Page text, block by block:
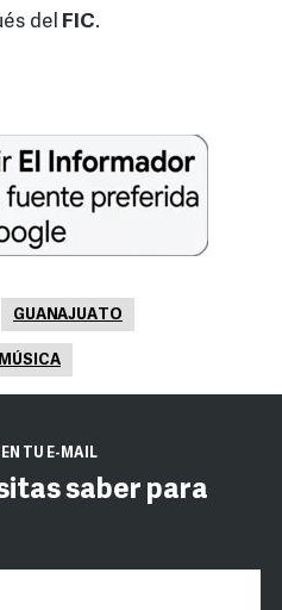
del FIC.
GUANAJUATO
MÚSICA
TU E-MAIL
saber para